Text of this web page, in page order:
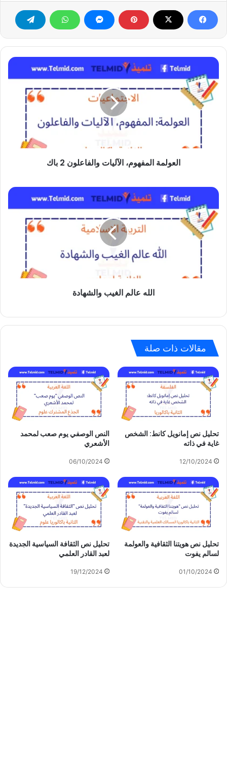
العولمة
المفهوم،
الآليات
والفاعلون
العولمة المفهوم، الآليات والفاعلون 2 باك
الله
عالم
الغيب
والشهادة
الله عالم الغيب والشهادة
مقالات ذات صلة
تحليل نص إمانويل كانط: الشخص
غاية في ذاته
12/10/2024
النص الوصفي يوم صعب لمحمد
الأشعري
06/10/2024
تحليل نص هويتنا الثقافية والعولمة
لسالم يفوت
01/10/2024
تحليل نص الثقافة السياسية الجديدة
لعبد القادر العلمي
19/12/2024